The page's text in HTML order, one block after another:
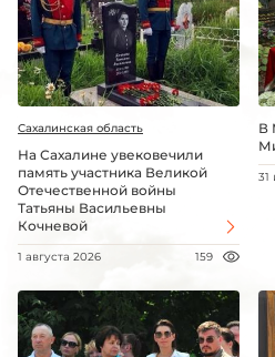
Сахалинская область
На Сахалине увековечили
память участника Великой
Отечественной войны
Татьяны Васильевны
Кочневой
1 августа 2026 159
В
31